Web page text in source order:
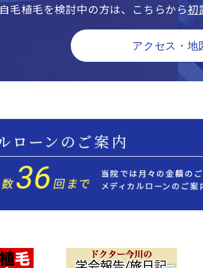
自毛植毛を検討中の方は、こちらから初
アクセス・地